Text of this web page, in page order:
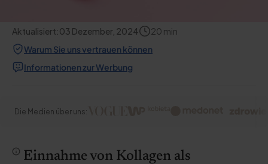
Aktualisiert:03 Dezember, 2024 20 min
Warum Sie uns vertrauen können
Informationen zur Werbung
Die Medien über uns:
Einnahme von Kollagen als